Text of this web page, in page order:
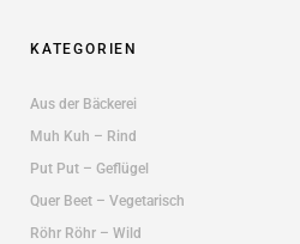
KATEGORIEN
Aus der Bäckerei
Muh Kuh – Rind
Put Put – Geflügel
Quer Beet – Vegetarisch
Röhr Röhr – Wild